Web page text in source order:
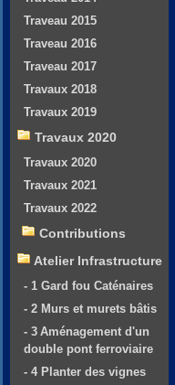
Traveau 2015
Traveau 2016
Traveau 2017
Travaux 2018
Travaux 2019
Travaux 2020
Travaux 2020
Travaux 2021
Travaux 2022
Contributions
Atelier Infrastructure
- 1 Gard fou Caténaires
- 2 Murs et murets bâtis
- 3 Aménagement d'un
double pont ferroviaire
- 4 Planter des vignes